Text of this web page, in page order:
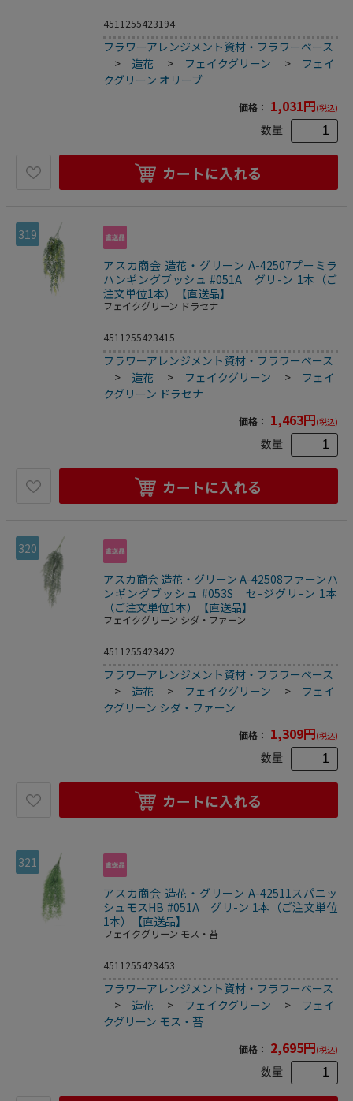
4511255423194
フラワーアレンジメント資材・フラワーベース
> 造花 > フェイクグリーン > フェイ
クグリーン オリーブ
価格： 1,031円(税込)
数量
カートに入れる
319
アスカ商会 造花・グリーン A-42507プーミラ
ハンギングブッシュ #051A グリ-ン 1本（ご
注文単位1本）【直送品】
フェイクグリーン ドラセナ
4511255423415
フラワーアレンジメント資材・フラワーベース
> 造花 > フェイクグリーン > フェイ
クグリーン ドラセナ
価格： 1,463円(税込)
数量
カートに入れる
320
アスカ商会 造花・グリーン A-42508ファーンハ
ンギングブッシュ #053S セ-ジグリ-ン 1本
（ご注文単位1本）【直送品】
フェイクグリーン シダ・ファーン
4511255423422
フラワーアレンジメント資材・フラワーベース
> 造花 > フェイクグリーン > フェイ
クグリーン シダ・ファーン
価格： 1,309円(税込)
数量
カートに入れる
321
アスカ商会 造花・グリーン A-42511スパニッ
シュモスHB #051A グリ-ン 1本（ご注文単位
1本）【直送品】
フェイクグリーン モス・苔
4511255423453
フラワーアレンジメント資材・フラワーベース
> 造花 > フェイクグリーン > フェイ
クグリーン モス・苔
価格： 2,695円(税込)
数量